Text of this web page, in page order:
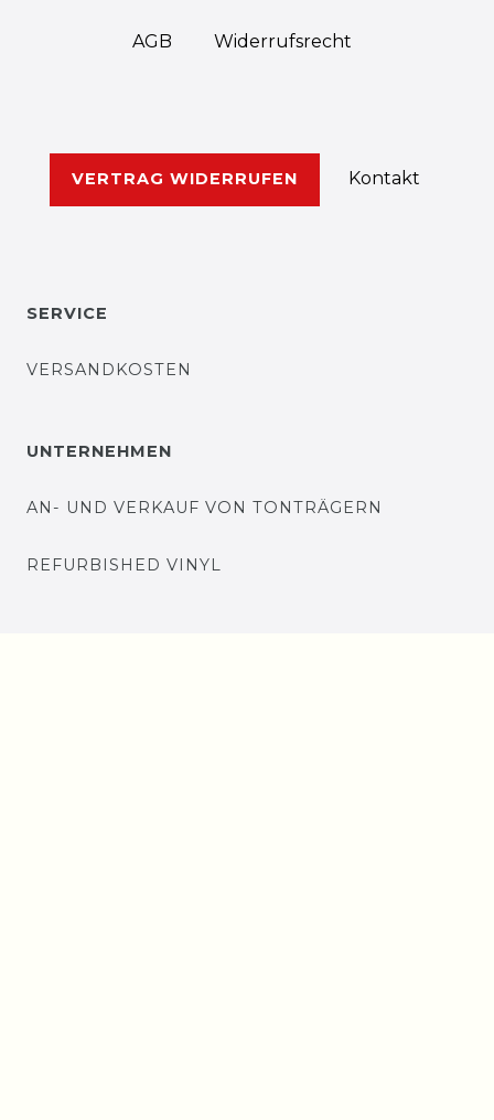
AGB Widerrufs­recht
VERTRAG WIDERRUFEN Kontakt
SERVICE
VERSANDKOSTEN
UNTERNEHMEN
AN- UND VERKAUF VON TONTRÄGERN
REFURBISHED VINYL